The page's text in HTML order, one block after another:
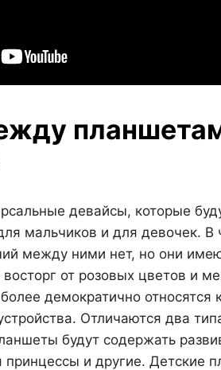
девайсы, которые
мальчиков и для девочек.
между ними нет, но они
от розовых цветов и
демократично относятся
Отличаются два
будут содержать
и другие. Детские